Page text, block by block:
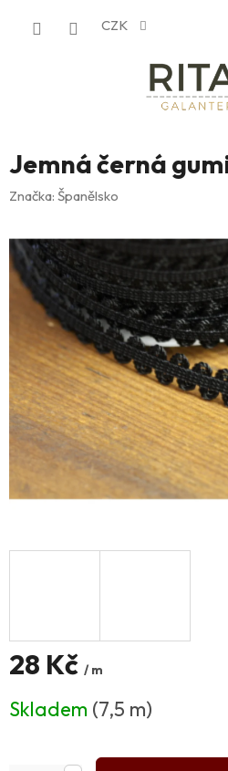
CZK
Jemná černá
Značka: Španělsko
28 Kč / m
cena:
Skladem (7,5 m)